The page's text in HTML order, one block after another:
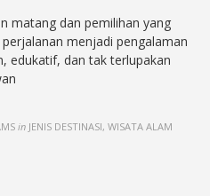
matang dan pemilihan yang
menjadi pengalaman
edukatif, dan tak terlupakan
in JENIS DESTINASI, WISATA ALAM